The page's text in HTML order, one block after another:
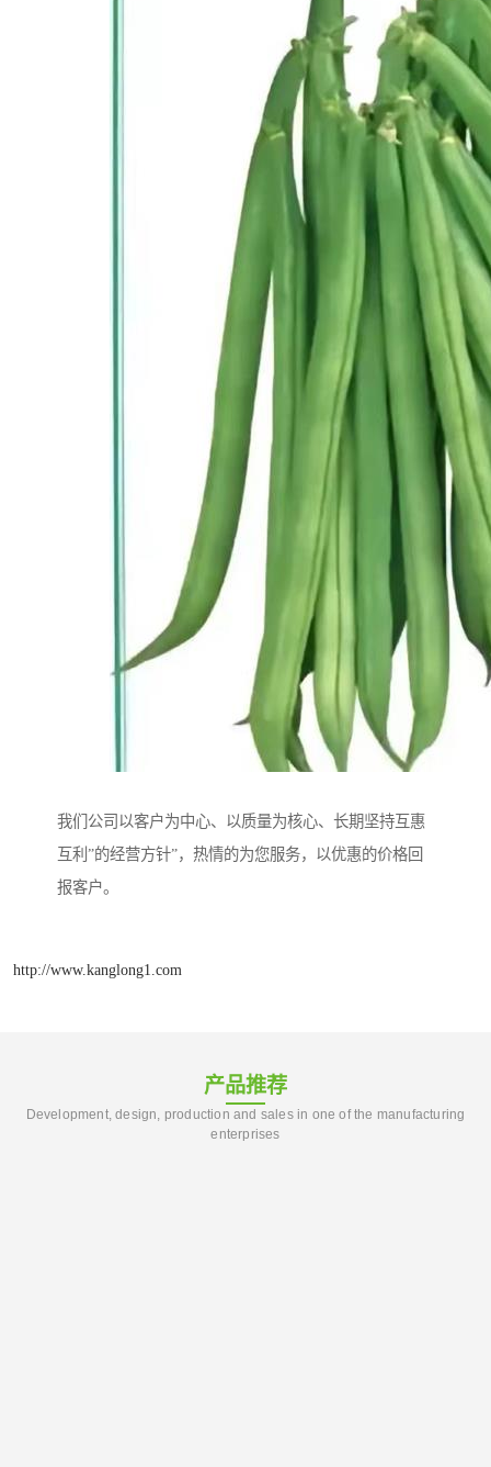
我们公司以客户为中心、以质量为核心、长期坚持互惠
互利”的经营方针”，热情的为您服务，以优惠的价格回
报客户。
http://www.kanglong1.com
产品推荐
Development, design, production and sales in one of the manufacturing
enterprises